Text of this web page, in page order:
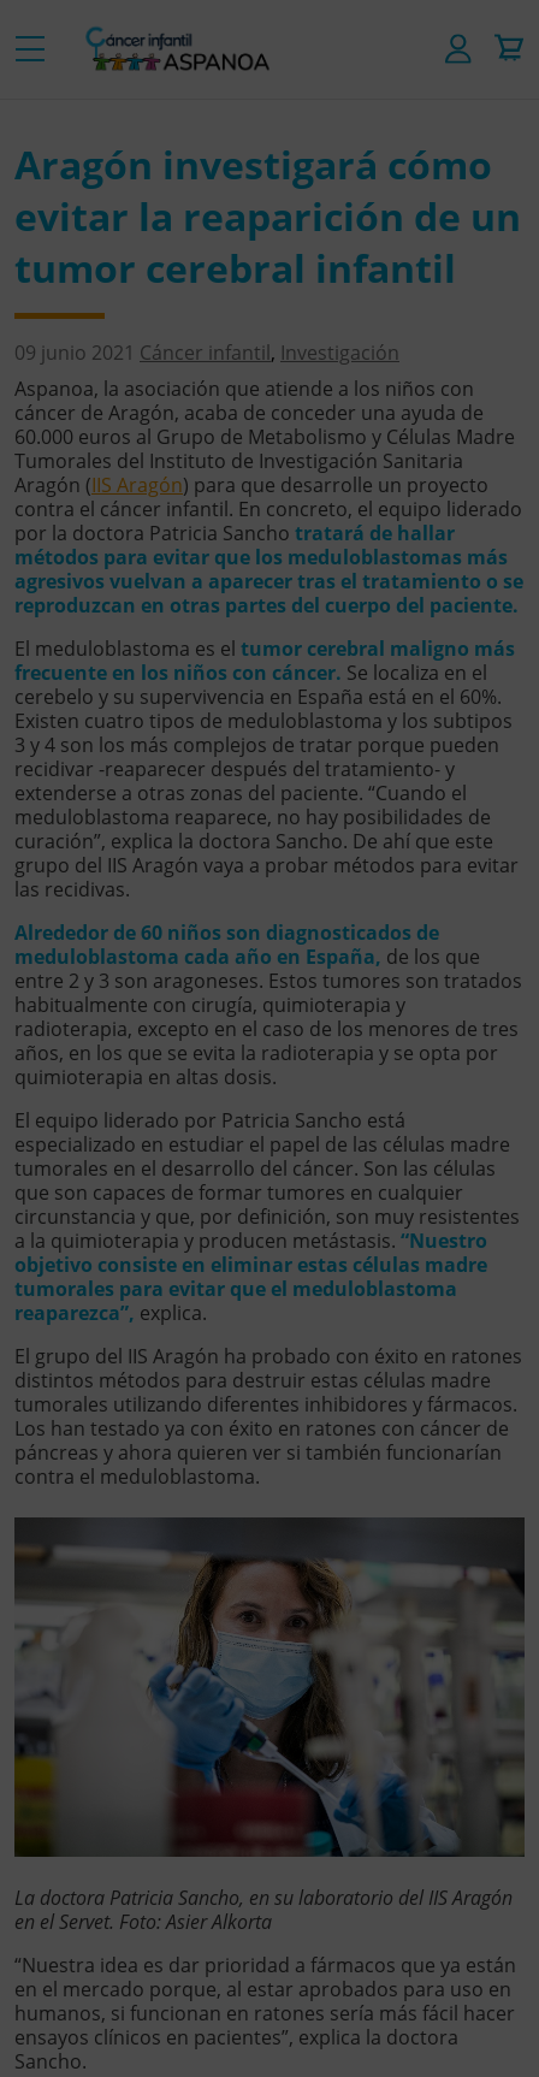
Aragón investigará cómo
evitar la reaparición de un
tumor cerebral infantil
09 junio 2021 Cáncer infantil, Investigación
Aspanoa, la asociación que atiende a los niños con
cáncer de Aragón, acaba de conceder una ayuda de
60.000 euros al Grupo de Metabolismo y Células Madre
Tumorales del Instituto de Investigación Sanitaria
Aragón (IIS Aragón) para que desarrolle un proyecto
contra el cáncer infantil. En concreto, el equipo liderado
por la doctora Patricia Sancho tratará de hallar
métodos para evitar que los meduloblastomas más
agresivos vuelvan a aparecer tras el tratamiento o se
reproduzcan en otras partes del cuerpo del paciente.
El meduloblastoma es el tumor cerebral maligno más
frecuente en los niños con cáncer. Se localiza en el
cerebelo y su supervivencia en España está en el 60%.
Existen cuatro tipos de meduloblastoma y los subtipos
3 y 4 son los más complejos de tratar porque pueden
recidivar -reaparecer después del tratamiento- y
extenderse a otras zonas del paciente. “Cuando el
meduloblastoma reaparece, no hay posibilidades de
curación”, explica la doctora Sancho. De ahí que este
grupo del IIS Aragón vaya a probar métodos para evitar
las recidivas.
Alrededor de 60 niños son diagnosticados de
meduloblastoma cada año en España, de los que
entre 2 y 3 son aragoneses. Estos tumores son tratados
habitualmente con cirugía, quimioterapia y
radioterapia, excepto en el caso de los menores de tres
años, en los que se evita la radioterapia y se opta por
quimioterapia en altas dosis.
El equipo liderado por Patricia Sancho está
especializado en estudiar el papel de las células madre
tumorales en el desarrollo del cáncer. Son las células
que son capaces de formar tumores en cualquier
circunstancia y que, por definición, son muy resistentes
a la quimioterapia y producen metástasis. “Nuestro
objetivo consiste en eliminar estas células madre
tumorales para evitar que el meduloblastoma
reaparezca”, explica.
El grupo del IIS Aragón ha probado con éxito en ratones
distintos métodos para destruir estas células madre
tumorales utilizando diferentes inhibidores y fármacos.
Los han testado ya con éxito en ratones con cáncer de
páncreas y ahora quieren ver si también funcionarían
contra el meduloblastoma.
La doctora Patricia Sancho, en su laboratorio del IIS Aragón
en el Servet. Foto: Asier Alkorta
“Nuestra idea es dar prioridad a fármacos que ya están
en el mercado porque, al estar aprobados para uso en
humanos, si funcionan en ratones sería más fácil hacer
ensayos clínicos en pacientes”, explica la doctora
Sancho.